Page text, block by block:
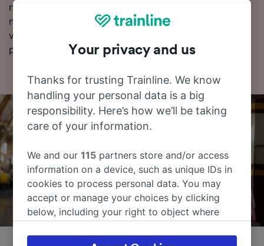
nejlevnější vlakové jízdenky u nás ještě dnes. Dále
najdete další informace o cestě vlakem do Perugia
včetně našeho jízdního řádu, kde uvidíte první a
poslední odjezdy vlaků.Your privacy and us
Thanks for trusting Trainline. We know
handling your personal data is a big
responsibility. Here’s how we’ll be taking
care of your information.
We and our115 partners store and/or access
information on a device, such as unique IDs in
cookies to process personal data. You may
accept or manage your choices by clicking
below, including your right to object where
the privacy policy page. These choices will be